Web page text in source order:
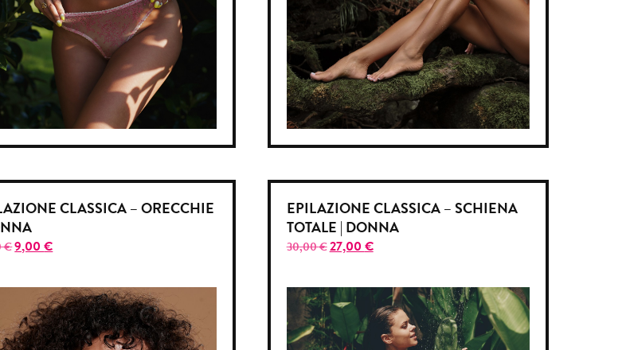
CLASSICA – ORECCHIE
€9,00€
EPILAZIONE CLASSICA – SCHIENA
TOTALE | DONNA
30,00€27,00€